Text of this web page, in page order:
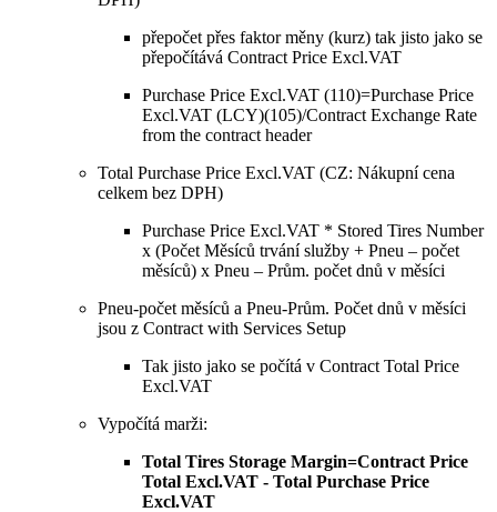
přepočet přes faktor měny (kurz) tak jisto jako se
přepočítává Contract Price Excl.VAT
Purchase Price Excl.VAT (110)=Purchase Price
Excl.VAT (LCY)(105)/Contract Exchange Rate
from the contract header
Total Purchase Price Excl.VAT (CZ: Nákupní cena
celkem bez DPH)
Purchase Price Excl.VAT * Stored Tires Number
x (Počet Měsíců trvání služby + Pneu – počet
měsíců) x Pneu – Prům. počet dnů v měsíci
Pneu-počet měsíců a Pneu-Prům. Počet dnů v měsíci
jsou z Contract with Services Setup
Tak jisto jako se počítá v Contract Total Price
Excl.VAT
Vypočítá marži:
Total Tires Storage Margin=Contract Price
Total Excl.VAT - Total Purchase Price
Excl.VAT